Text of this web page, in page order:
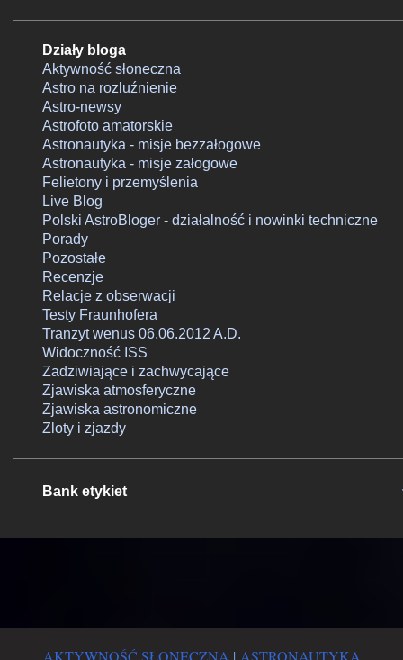
jednego z największych hitów 2025 roku okazała się
To zarazem dopiero druga po średnio-udanej okultacji Marsa z
2022 roku moja obserwacja zakrycia jasnej planety przez
w warunkach nocy astronomicznej, ale pierwsza o porze
wieczornej. Są to zjawiska na tyle rzadko powtarzalne w
regionie, że pomimo kilkunastoletniego trwania w tym hobby
było mi dotąd ani razu nacieszyć oczu widokiem okultacji na
ciemnym niebie, chyba że dotyczyło to zakryć dziennych.
Działy bloga
Aktywność słoneczna
Astro na rozluźnienie
Astro-newsy
Astrofoto amatorskie
Astronautyka - misje bezzałogowe
Astronautyka - misje załogowe
Felietony i przemyślenia
Live Blog
Polski AstroBloger - działalność i nowinki techniczne
Porady
Pozostałe
Recenzje
Relacje z obserwacji
Testy Fraunhofera
Tranzyt wenus 06.06.2012 A.D.
Widoczność ISS
Zadziwiające i zachwycające
Zjawiska atmosferyczne
Zjawiska astronomiczne
Zloty i zjazdy
Bank etykiet
AKTYWNOŚĆ SŁONECZNA | ASTRONAUTYKA